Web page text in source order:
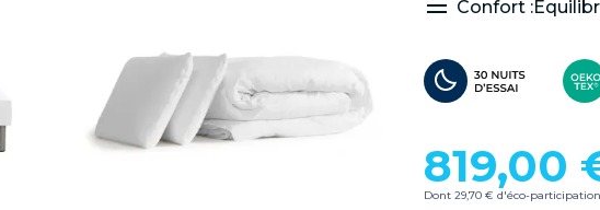
Confort :
819,00
Dont 29,70 € d'éco-participation